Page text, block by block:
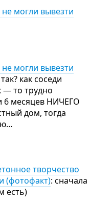
могли вывезти
могли вывезти
как соседи
— то трудно
6 месяцев НИЧЕГО
дом, тогда
творчество
(фотофакт): сначала
есть)